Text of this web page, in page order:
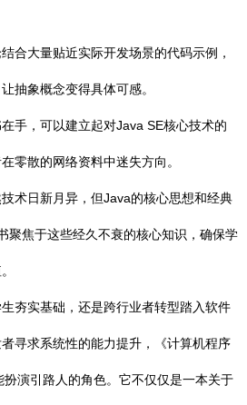
结合大量贴近实际开发场景的代码示例，
抽象概念变得具体可感。
在手，可以建立起对Java SE核心技术的
零散的网络资料中迷失方向。
技术日新月异，但Java的核心思想和经典
聚焦于这些经久不衰的核心知识，确保学
夯实基础，还是跨行业者转型踏入软件
寻求系统性的能力提升，《计算机程序
演引路人的角色。它不仅仅是一本关于